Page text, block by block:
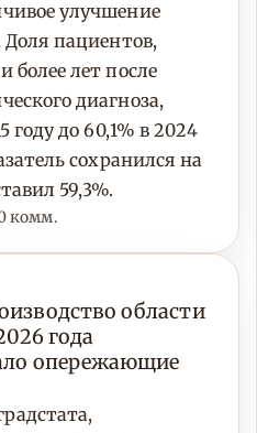
улучшение
Доля пациентов,
более лет после
диагноза,
году до 60,1% в 2024
сохранился на
59,3%.
комм.
области
года
опережающие